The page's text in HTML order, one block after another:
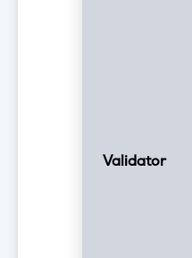
Validator